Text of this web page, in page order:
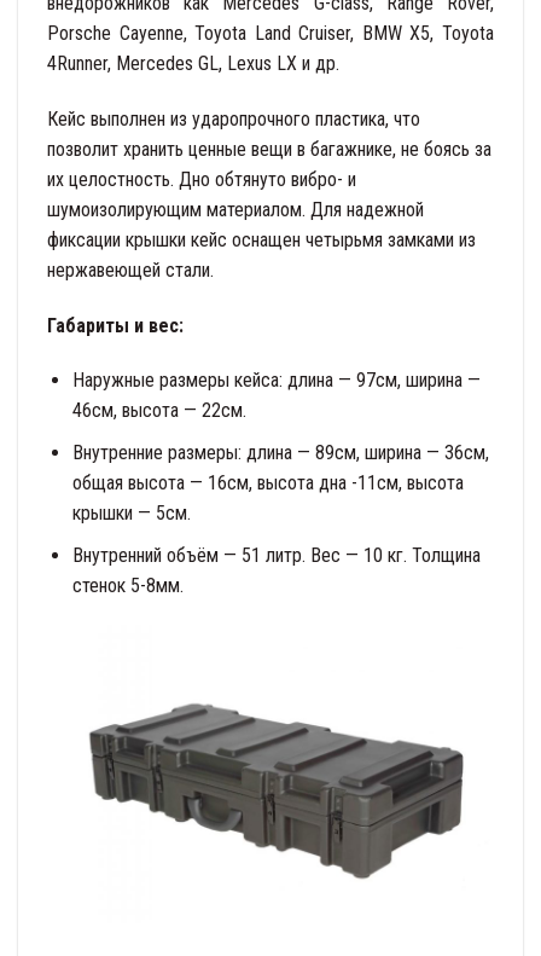
Porsche Cayenne, Toyota Land Cruiser, BMW X5, Toyota
4Runner, Mercedes GL, Lexus LX и др.
Кейс выполнен из ударопрочного пластика, что
позволит хранить ценные вещи в багажнике, не боясь за
их целостность. Дно обтянуто вибро- и
шумоизолирующим материалом. Для надежной
фиксации крышки кейс оснащен четырьмя замками из
нержавеющей стали.
Габариты и вес:
Наружные размеры кейса: длина — 97см, ширина —
46см, высота — 22см.
Внутренние размеры: длина — 89см, ширина — 36см,
общая высота — 16см, высота дна -11см, высота
крышки — 5см.
Внутренний объём — 51 литр. Вес — 10 кг. Толщина
стенок 5-8мм.